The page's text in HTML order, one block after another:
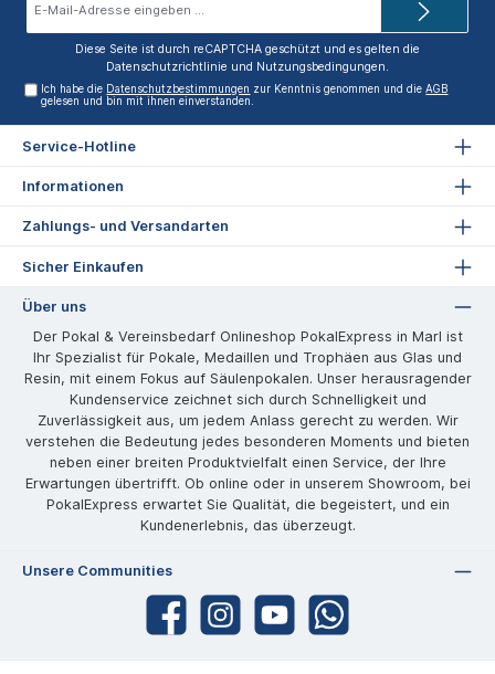
Diese Seite ist durch reCAPTCHA geschützt und es gelten die
Datenschutzrichtlinie und Nutzungsbedingungen.
Ich habe die Datenschutzbestimmungen zur Kenntnis genommen und dieAGB
gelesen und bin mit ihnen einverstanden.
Service-Hotline
Informationen
Zahlungs- und Versandarten
Sicher Einkaufen
Über uns
Der Pokal & Vereinsbedarf Onlineshop PokalExpress in Marl ist
Ihr Spezialist für Pokale, Medaillen und Trophäen aus Glas und
Resin, mit einem Fokus auf Säulenpokalen. Unser herausragender
Kundenservice zeichnet sich durch Schnelligkeit und
Zuverlässigkeit aus, um jedem Anlass gerecht zu werden. Wir
verstehen die Bedeutung jedes besonderen Moments und bieten
neben einer breiten Produktvielfalt einen Service, der Ihre
Erwartungen übertrifft. Ob online oder in unserem Showroom, bei
PokalExpress erwartet Sie Qualität, die begeistert, und ein
Kundenerlebnis, das überzeugt.
Unsere Communities